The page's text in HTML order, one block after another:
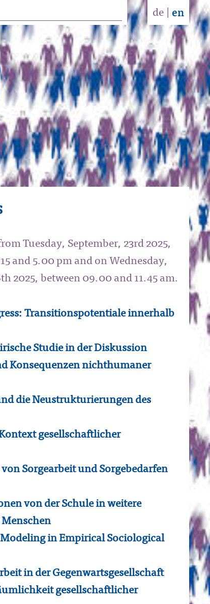
de en
Tuesday, September, 23rd 2025,
and 5.00 pm and on Wednesday,
2025, between 09.00 and 11.45 am.
Transitionspotentiale innerhalb
Studie in der Diskussion
Konsequenzen nichthumaner
die Neustrukturierungen des
gesellschaftlicher
Sorgearbeit und Sorgebedarfen
von der Schule in weitere
in Empirical Sociological
in der Gegenwartsgesellschaft
gesellschaftlicher